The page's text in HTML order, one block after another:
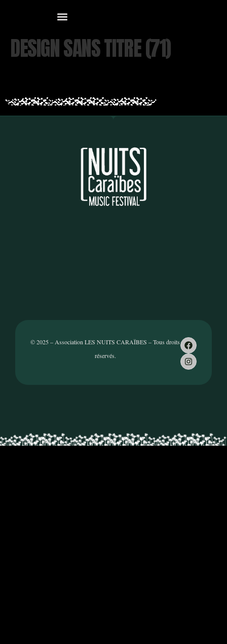
DESIGN SANS TITRE (71)
© 2025 – Association LES NUITS CARAÏBES – Tous droits
réservés.